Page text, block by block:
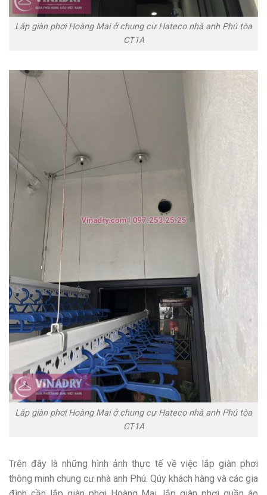
Lắp giàn phơi Hoàng Mai ở chung cư Hateco nhà anh Phú tòa
CT1A
Lắp giàn phơi Hoàng Mai ở chung cư Hateco nhà anh Phú tòa
CT1A
Trên đây là những hình ảnh thực tế về việc lắp giàn phơi
thông minh chung cư nhà anh Phú. Qúy khách hàng và các gia